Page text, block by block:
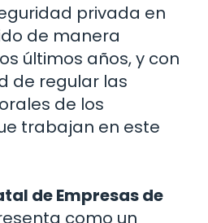
privada en
de manera
últimos años, y con
de regular las
de los
trabajan en este
de Empresas de
como un